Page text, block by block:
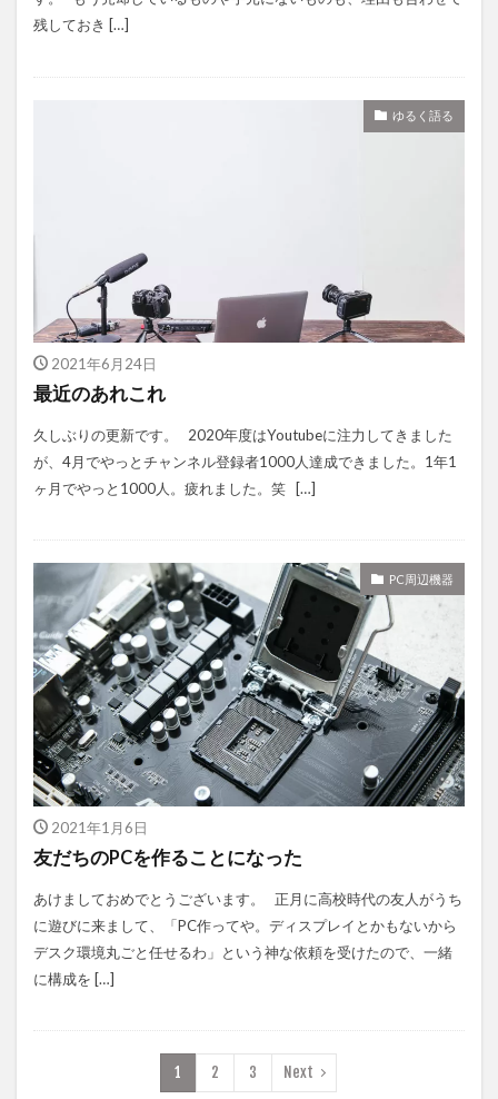
残しておき […]
ゆるく語る
2021年6月24日
最近のあれこれ
久しぶりの更新です。 2020年度はYoutubeに注力してきました
が、4月でやっとチャンネル登録者1000人達成できました。1年1
ヶ月でやっと1000人。疲れました。笑 […]
PC周辺機器
2021年1月6日
友だちのPCを作ることになった
あけましておめでとうございます。 正月に高校時代の友人がうち
に遊びに来まして、「PC作ってや。ディスプレイとかもないから
デスク環境丸ごと任せるわ」という神な依頼を受けたので、一緒
に構成を […]
1 2 3 Next